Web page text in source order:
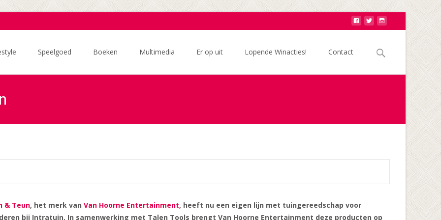
Speelgoed Boeken Multimedia Er op uit Lopende Winacties! Contact
Zoek
naar:
& Teun, het merk van Van Hoorne Entertainment, heeft nu een eigen lijn met tuingereedschap voor
bij Intratuin. In samenwerking met Talen Tools brengt Van Hoorne Entertainment deze producten op